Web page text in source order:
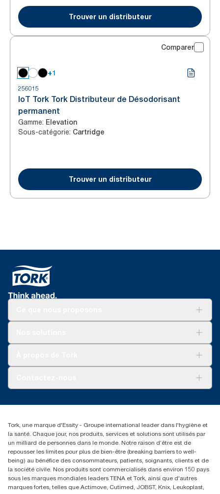
Trouver un distributeur
Comparer
+1
256015
IoT Tork Tork Distributeur de Désodorisant
permanent
Gamme: Elevation
Sous-catégorie: Cartridge
Trouver un distributeur
Réclamation pour distributeurs
02 766 05 30
Essity Belgium NV
Berkenlaan 8B
1831 MACHELEN
Tork, une marque d'Essity - Groupe international leader dans l'hygiène et
la santé. Chaque jour, nos produits, services et solutions sont utilisés par
un milliard de personnes dans le monde. Notre raison d’être est de
repousser les limites pour plus de bien-être (breaking barriers to well-
being) au bénéfice des consommateurs, patients, soignants, clients et de
la société civile. Nos produits sont commercialisés dans environ 150 pays
sous les marques mondiales leaders TENA et Tork, ainsi que d'autres
marques fortes, telles que Actimove, Cutimed, JOBST, Knix, Leukoplast,